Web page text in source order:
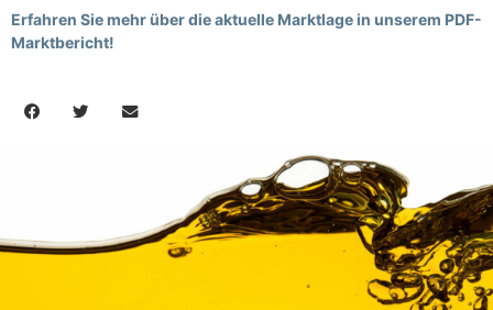
Erfahren Sie mehr über die aktuelle Marktlage in unserem PDF-
Marktbericht!